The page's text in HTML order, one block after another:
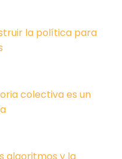
la política para
colectiva es un
algoritmos y la